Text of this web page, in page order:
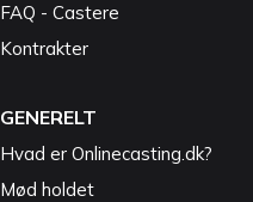
FAQ - Castere
Kontrakter
GENERELT
Hvad er Onlinecasting.dk?
Mød holdet